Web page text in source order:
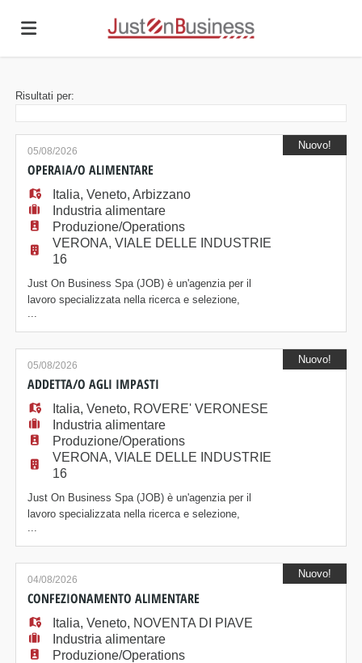
Offerte
di
lavoro
Carica
il
CV
Login
Risultati per:
05/08/2026
OPERAIA/O ALIMENTARE
Italia, Veneto, Arbizzano
Industria alimentare
Produzione/Operations
VERONA, VIALE DELLE INDUSTRIE
16
Just On Business Spa (JOB) è un'agenzia per il
lavoro specializzata nella ricerca e selezione,
amministrazione e formazione del personale, presente
sul mercato da oltre vent'anni. Selezioniamo
OPERAIA/O ALIMENTARE Mansioni: La risorsa
selezionata, inserita all'interno del reparto produttivo,
si occuperà delle seguenti attività: ·
...
Nuovo!
05/08/2026
ADDETTA/O AGLI IMPASTI
Italia, Veneto, ROVERE' VERONESE
Industria alimentare
Produzione/Operations
VERONA, VIALE DELLE INDUSTRIE
16
Just On Business Spa (JOB) è un'agenzia per il
lavoro specializzata nella ricerca e selezione,
amministrazione e formazione del personale, presente
sul mercato da oltre vent'anni. Selezioniamo un/a
ADDETTO/A AGLI IMPASTI per azienda del settore
alimentare. La risorsa selezionata, sarà inserita
all'interno del reparto produttivo, riportando dire
...
Nuovo!
04/08/2026
CONFEZIONAMENTO ALIMENTARE
Italia, Veneto, NOVENTA DI PIAVE
Industria alimentare
Produzione/Operations
Nuovo!